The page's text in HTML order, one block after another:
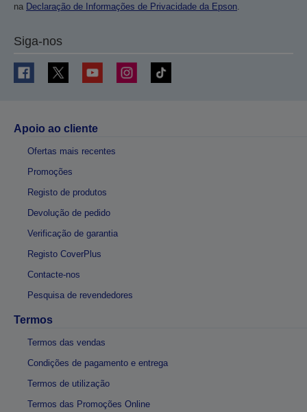
na Declaração de Informações de Privacidade da Epson.
Siga-nos
Apoio ao cliente
Ofertas mais recentes
Promoções
Registo de produtos
Devolução de pedido
Verificação de garantia
Registo CoverPlus
Contacte-nos
Pesquisa de revendedores
Termos
Termos das vendas
Condições de pagamento e entrega
Termos de utilização
Termos das Promoções Online